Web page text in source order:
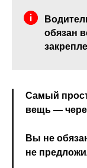
обязан
Самый
вещь —
Вы не
не